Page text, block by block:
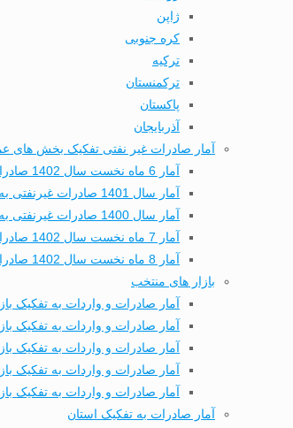
ژاپن
کره جنوبی
ترکیه
ترکمنستان
پاکستان
آذربایجان
آمار صادرات غیر نفتی تفکیک بخش های
آمار 6 ماه نخست سال 1402 صادرات غیر نفتی به تفکیک بخش های عمده تجاری
آمار سال 1401 صادرات غیرنفتی به تفکیک بخش های عمده تجاری
آمار سال 1400 صادرات غیرنفتی به تفکیک بخش های عمده تجاری
آمار 7 ماه نخست سال 1402 صادرات غیرنفتی به تفکیک بخش های عمده تجاری
آمار 8 ماه نخست سال 1402 صادرات غیرنفتی به تفکیک بخش های عمده تجاری
بازار های منتخب
آمار صادرات و واردات به تفکیک
آمار صادرات و واردات به تفکیک
آمار صادرات و واردات به تفکیک
آمار صادرات و واردات به تفکیک بازارهای
آمار صادرات و واردات به تفکیک بازارهای
آمار صادرات به تفکیک استان